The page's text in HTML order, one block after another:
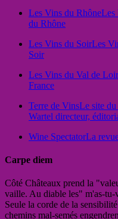
Les Vins du RhôneLes
du Rhône
Les Vins du SoirLes
Soir
Les Vins du Val de
France
Terre de VinsLe site
Wartel directeur,
Wine SpectatorLa
Carpe diem
Côté Châteaux prend la
vaille. Au diable les" m'as-
Seule la corde de la
chemins mal-semés